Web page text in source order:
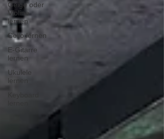
Geige oder
Violine
lernen
Cello lernen
E-Gitarre
lernen
Ukulele
lernen